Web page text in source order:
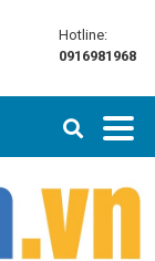
Hotline:
0916981968